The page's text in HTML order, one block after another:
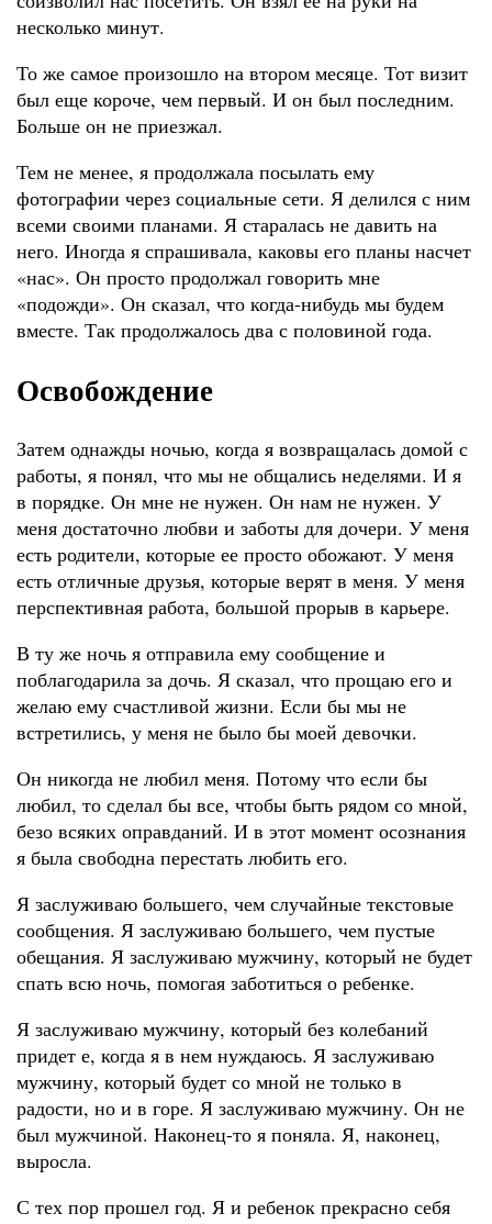
несколько минут.
То же самое произошло на втором месяце. Тот визит
был еще короче, чем первый. И он был последним.
Больше он не приезжал.
Тем не менее, я продолжала посылать ему
фотографии через социальные сети. Я делился с ним
всеми своими планами. Я старалась не давить на
него. Иногда я спрашивала, каковы его планы насчет
«нас». Он просто продолжал говорить мне
«подожди». Он сказал, что когда-нибудь мы будем
вместе. Так продолжалось два с половиной года.
Освобождение
Затем однажды ночью, когда я возвращалась домой с
работы, я понял, что мы не общались неделями. И я
в порядке. Он мне не нужен. Он нам не нужен. У
меня достаточно любви и заботы для дочери. У меня
есть родители, которые ее просто обожают. У меня
есть отличные друзья, которые верят в меня. У меня
перспективная работа, большой прорыв в карьере.
В ту же ночь я отправила ему сообщение и
поблагодарила за дочь. Я сказал, что прощаю его и
желаю ему счастливой жизни. Если бы мы не
встретились, у меня не было бы моей девочки.
Он никогда не любил меня. Потому что если бы
любил, то сделал бы все, чтобы быть рядом со мной,
безо всяких оправданий. И в этот момент осознания
я была свободна перестать любить его.
Я заслуживаю большего, чем случайные текстовые
сообщения. Я заслуживаю большего, чем пустые
обещания. Я заслуживаю мужчину, который не будет
спать всю ночь, помогая заботиться о ребенке.
Я заслуживаю мужчину, который без колебаний
придет е, когда я в нем нуждаюсь. Я заслуживаю
мужчину, который будет со мной не только в
радости, но и в горе. Я заслуживаю мужчину. Он не
был мужчиной. Наконец-то я поняла. Я, наконец,
выросла.
С тех пор прошел год. Я и ребенок прекрасно себя